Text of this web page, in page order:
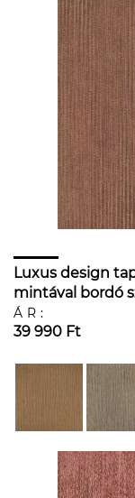
Luxus design
mintával bordó
ÁR:
39 990 Ft